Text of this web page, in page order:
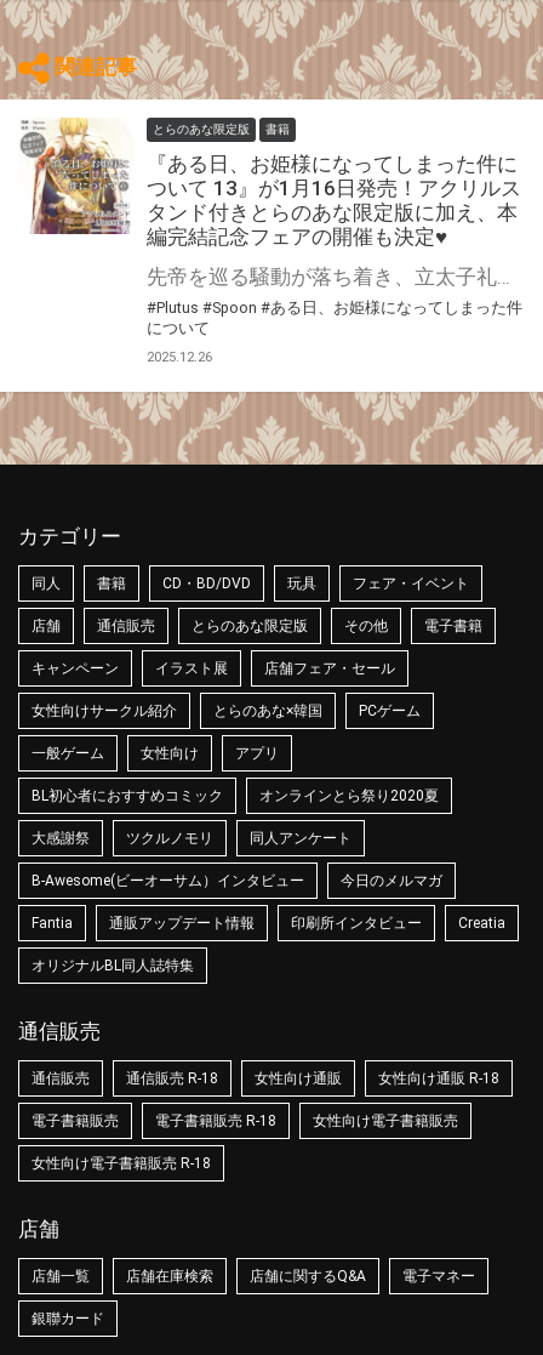
関連記事
とらのあな限定版 書籍
『ある日、お姫様になってしまった件に
ついて 13』が1月16日発売！アクリルス
タンド付きとらのあな限定版に加え、本
編完結記念フェアの開催も決定♥
#Plutus #Spoon #ある日、お姫様になってしまった件
について
2025.12.26
カテゴリー
同人 書籍 CD・BD/DVD 玩具 フェア・イベント
店舗 通信販売 とらのあな限定版 その他 電子書籍
キャンペーン イラスト展 店舗フェア・セール
女性向けサークル紹介 とらのあな×韓国 PCゲーム
一般ゲーム 女性向け アプリ
BL初心者におすすめコミック オンラインとら祭り2020夏
大感謝祭 ツクルノモリ 同人アンケート
B-Awesome(ビーオーサム）インタビュー 今日のメルマガ
Fantia 通販アップデート情報 印刷所インタビュー Creatia
オリジナルBL同人誌特集
通信販売
通信販売 通信販売 R-18 女性向け通販 女性向け通販 R-18
電子書籍販売 電子書籍販売 R-18 女性向け電子書籍販売
女性向け電子書籍販売 R-18
店舗
店舗一覧 店舗在庫検索 店舗に関するQ&A 電子マネー
銀聯カード